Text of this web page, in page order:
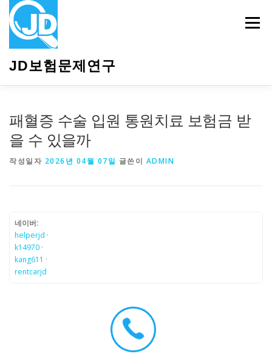
JD보험문제연구
메뉴
패혈증 수술 입원 통원치료 보험금 받
을 수 있을까
작성일자 2026년 04월 07일 글쓴이 ADMIN
네이버:
helperjd ·
k14970 ·
kang611 ·
rentcarjd